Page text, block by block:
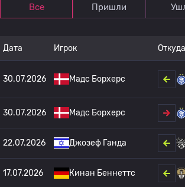
Все Пришли
Дата Игрок
30.07.2026 Мадс Борхерс
30.07.2026 Мадс Борхерс
22.07.2026 Джозеф Ганда
17.07.2026 Кинан Беннеттс